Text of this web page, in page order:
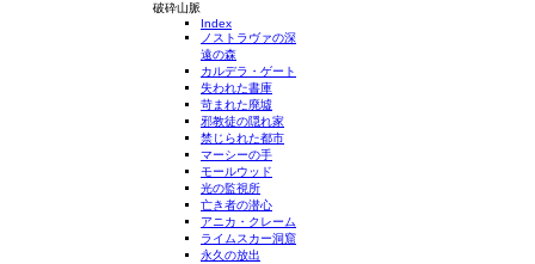
破砕山脈
Index
ノストラヴァの深
遠の森
カルデラ・ゲート
失われた書庫
苛まれた廃墟
邪教徒の隠れ家
禁じられた都市
マーシーの手
モールウッド
光の監視所
亡き者の潜心
アニカ・クレーム
ライムスカー洞窟
永久の放出